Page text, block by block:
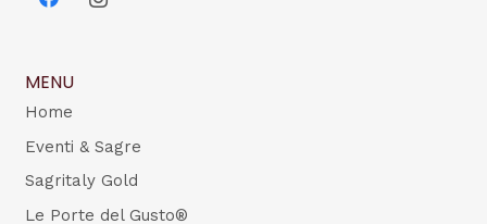
MENU
Home
Eventi & Sagre
Sagritaly Gold
Le Porte del Gusto®